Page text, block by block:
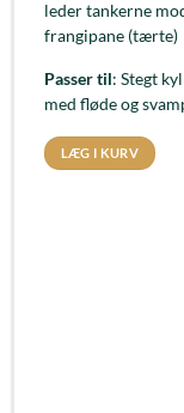
leder tankerne
frangipane (tærte)
Passer til: Stegt
med fløde og
LÆG I KURV